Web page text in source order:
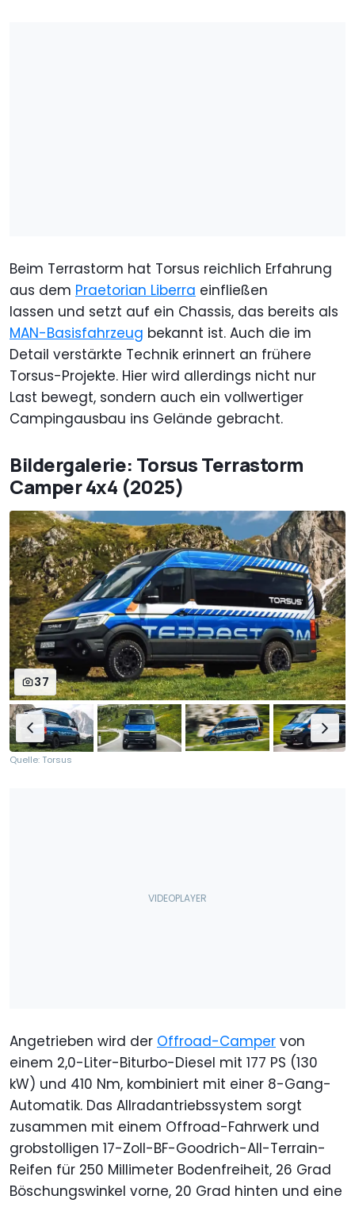
Beim Terrastorm hat Torsus reichlich Erfahrung
aus dem Praetorian Liberra einfließen
lassen und setzt auf ein Chassis, das bereits als
MAN-Basisfahrzeug bekannt ist. Auch die im
Detail verstärkte Technik erinnert an frühere
Torsus-Projekte. Hier wird allerdings nicht nur
Last bewegt, sondern auch ein vollwertiger
Campingausbau ins Gelände gebracht.
Bildergalerie: Torsus Terrastorm
Camper 4x4 (2025)
37
Quelle: Torsus
Angetrieben wird der Offroad-Camper von
einem 2,0-Liter-Biturbo-Diesel mit 177 PS (130
kW) und 410 Nm, kombiniert mit einer 8-Gang-
Automatik. Das Allradantriebssystem sorgt
zusammen mit einem Offroad-Fahrwerk und
grobstolligen 17-Zoll-BF-Goodrich-All-Terrain-
Reifen für 250 Millimeter Bodenfreiheit, 26 Grad
Böschungswinkel vorne, 20 Grad hinten und eine